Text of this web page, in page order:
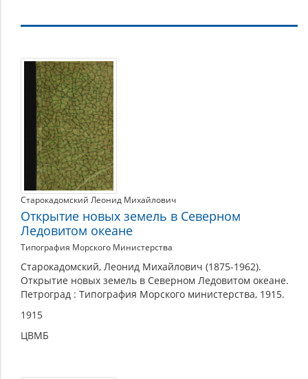
Гидрографическая
экспедиция
Северного
Ледовитого
океана
(Экспедиция
А.
Вилькицкого),
1910-
15
гг.
Старокадомский Леонид Михайлович
Открытие новых земель в Северном
Ледовитом океане
Типография Морского Министерства
Старокадомский, Леонид Михайлович (1875-1962).
Открытие новых земель в Северном Ледовитом океане.
Петроград : Типография Морского министерства, 1915.
1915
ЦВМБ